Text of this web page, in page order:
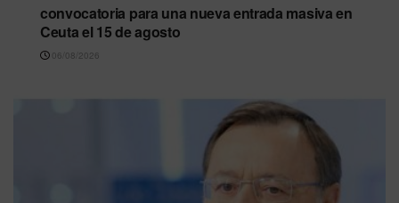
convocatoria para una nueva entrada masiva en
Ceuta el 15 de agosto
06/08/2026